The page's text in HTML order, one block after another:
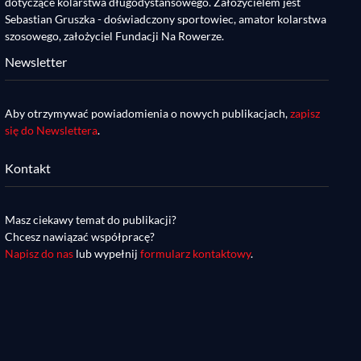
Sebastian Gruszka - doświadczony sportowiec, amator kolarstwa
szosowego, założyciel Fundacji Na Rowerze.
Newsletter
Aby otrzymywać powiadomienia o nowych publikacjach,zapisz
się do Newslettera.
Kontakt
Masz ciekawy temat do publikacji?
Chcesz nawiązać współpracę?
Napisz do nas lub wypełnijformularz kontaktowy.